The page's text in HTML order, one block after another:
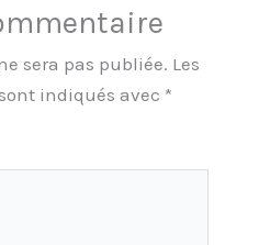
sera pas publiée. Les
indiqués avec *